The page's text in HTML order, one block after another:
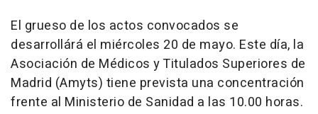
El grueso de los actos convocados se
desarrollárá el miércoles 20 de mayo. Este día, la
Asociación de Médicos y Titulados Superiores de
Madrid (Amyts) tiene prevista una concentración
frente al Ministerio de Sanidad a las 10.00 horas.